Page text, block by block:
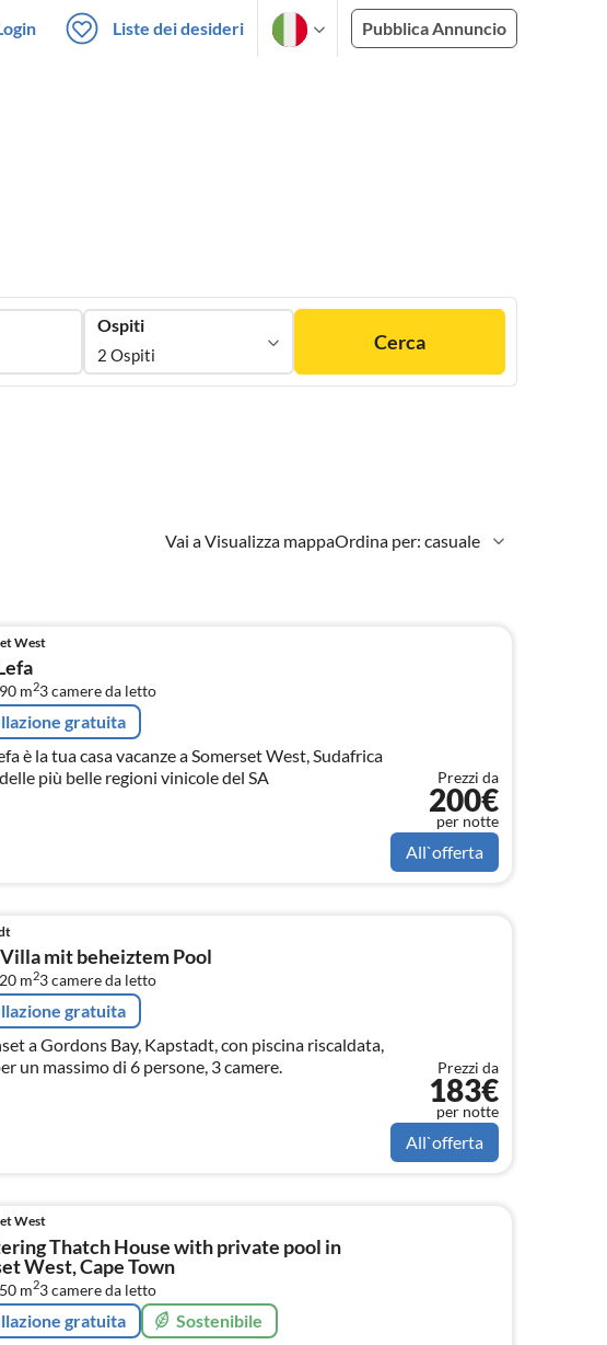
Liste dei desideri Pubblica Annuncio
Ospiti
2 Ospiti
Cerca
Vai a Visualizza mappaOrdina per: casuale
West
m23camere da letto
gratuita
è la tua casa vacanze a Somerset West, Sudafrica
più belle regioni vinicole del SA
Prezzi da
200€
per notte
All`offerta
mit beheiztem Pool
m23camere da letto
gratuita
a Gordons Bay, Kapstadt, con piscina riscaldata,
un massimo di 6 persone, 3 camere.
Prezzi da
183€
per notte
All`offerta
West
Thatch House with private pool in
West, Cape Town
m23camere da letto
gratuita Sostenibile